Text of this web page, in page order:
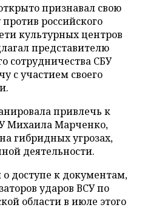
признавал свою
российского
культурных центров
представителю
сотрудничества СБУ
с участием своего
привлечь к
Михаила Марченко,
гибридных угрозах,
деятельности.
доступе к документам,
ударов ВСУ по
области в июле этого